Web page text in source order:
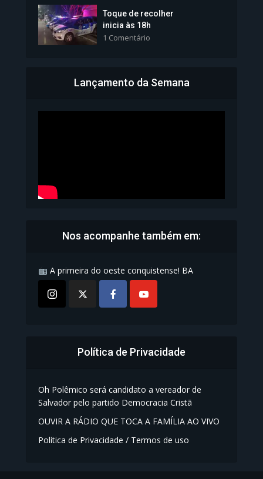
Bahia inicia emissão da
Toque de recolher
inicia às 18h
1 Comentário
Lançamento da Semana
Nos acompanhe também em:
A primeira do oeste conquistense! BA
Política de Privacidade
Oh Polêmico será candidato a vereador de
Salvador pelo partido Democracia Cristã
OUVIR A RÁDIO QUE TOCA A FAMÍLIA AO VIVO
Política de Privacidade / Termos de uso